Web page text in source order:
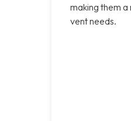
making them
vent needs.